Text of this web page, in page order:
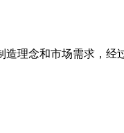
理念和市场需求，经